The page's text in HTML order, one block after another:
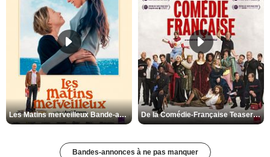
Les Matins merveilleux Bande-annonce VF De la Comédie-Française Teaser VF
Bandes-annonces à ne pas manquer